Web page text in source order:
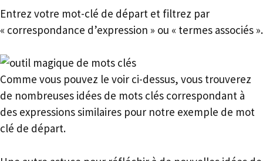
Entrez votre mot-clé de départ et filtrez par
« correspondance d’expression » ou « termes associés ».
Comme vous pouvez le voir ci-dessus, vous trouverez
de nombreuses idées de mots clés correspondant à
des expressions similaires pour notre exemple de mot
clé de départ.